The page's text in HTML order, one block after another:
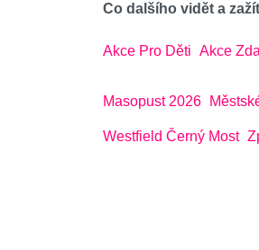
Co dalšího vidět a
Akce Pro Děti Akce
Masopust 2026
Westfield Černý Most